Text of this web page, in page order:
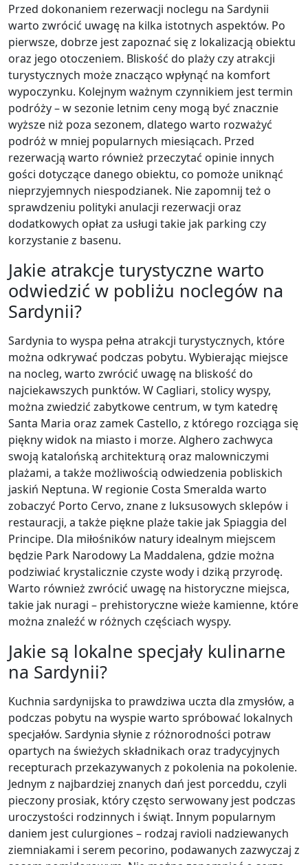
Przed dokonaniem rezerwacji noclegu na Sardynii
warto zwrócić uwagę na kilka istotnych aspektów. Po
pierwsze, dobrze jest zapoznać się z lokalizacją obiektu
oraz jego otoczeniem. Bliskość do plaży czy atrakcji
turystycznych może znacząco wpłynąć na komfort
wypoczynku. Kolejnym ważnym czynnikiem jest termin
podróży – w sezonie letnim ceny mogą być znacznie
wyższe niż poza sezonem, dlatego warto rozważyć
podróż w mniej popularnych miesiącach. Przed
rezerwacją warto również przeczytać opinie innych
gości dotyczące danego obiektu, co pomoże uniknąć
nieprzyjemnych niespodzianek. Nie zapomnij też o
sprawdzeniu polityki anulacji rezerwacji oraz
dodatkowych opłat za usługi takie jak parking czy
korzystanie z basenu.
Jakie atrakcje turystyczne warto
odwiedzić w pobliżu noclegów na
Sardynii?
Sardynia to wyspa pełna atrakcji turystycznych, które
można odkrywać podczas pobytu. Wybierając miejsce
na nocleg, warto zwrócić uwagę na bliskość do
najciekawszych punktów. W Cagliari, stolicy wyspy,
można zwiedzić zabytkowe centrum, w tym katedrę
Santa Maria oraz zamek Castello, z którego rozciąga się
piękny widok na miasto i morze. Alghero zachwyca
swoją katalońską architekturą oraz malowniczymi
plażami, a także możliwością odwiedzenia pobliskich
jaskiń Neptuna. W regionie Costa Smeralda warto
zobaczyć Porto Cervo, znane z luksusowych sklepów i
restauracji, a także piękne plaże takie jak Spiaggia del
Principe. Dla miłośników natury idealnym miejscem
będzie Park Narodowy La Maddalena, gdzie można
podziwiać krystalicznie czyste wody i dziką przyrodę.
Warto również zwrócić uwagę na historyczne miejsca,
takie jak nuragi – prehistoryczne wieże kamienne, które
można znaleźć w różnych częściach wyspy.
Jakie są lokalne specjały kulinarne
na Sardynii?
Kuchnia sardynijska to prawdziwa uczta dla zmysłów, a
podczas pobytu na wyspie warto spróbować lokalnych
specjałów. Sardynia słynie z różnorodności potraw
opartych na świeżych składnikach oraz tradycyjnych
recepturach przekazywanych z pokolenia na pokolenie.
Jednym z najbardziej znanych dań jest porceddu, czyli
pieczony prosiak, który często serwowany jest podczas
uroczystości rodzinnych i świąt. Innym popularnym
daniem jest culurgiones – rodzaj ravioli nadziewanych
ziemniakami i serem pecorino, podawanych zazwyczaj z